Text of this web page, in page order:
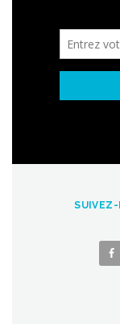
SUIVEZ-